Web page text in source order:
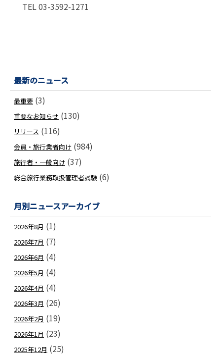
TEL 03-3592-1271
最新のニュース
最重要 (3)
重要なお知らせ (130)
リリース (116)
会員・旅行業者向け (984)
旅行者・一般向け (37)
総合旅行業務取扱管理者試験 (6)
月別ニュースアーカイブ
2026年8月 (1)
2026年7月 (7)
2026年6月 (4)
2026年5月 (4)
2026年4月 (4)
2026年3月 (26)
2026年2月 (19)
2026年1月 (23)
2025年12月 (25)